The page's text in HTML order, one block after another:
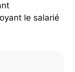
le salarié